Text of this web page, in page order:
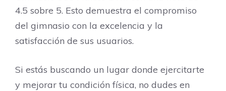
4.5 sobre 5. Esto demuestra el compromiso
del gimnasio con la excelencia y la
satisfacción de sus usuarios.
Si estás buscando un lugar donde ejercitarte
y mejorar tu condición física, no dudes en